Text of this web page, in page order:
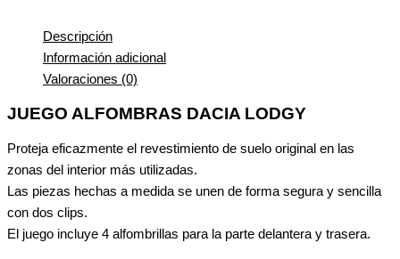
Descripción
Información adicional
Valoraciones (0)
JUEGO ALFOMBRAS DACIA LODGY
Proteja eficazmente el revestimiento de suelo original en las
zonas del interior más utilizadas.
Las piezas hechas a medida se unen de forma segura y sencilla
con dos clips.
El juego incluye 4 alfombrillas para la parte delantera y trasera.